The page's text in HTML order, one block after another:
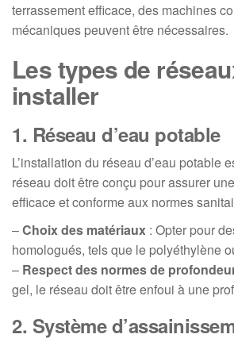
terrassement efficace, des machines
mécaniques peuvent être nécessaires.
Les types de
installer
1. Réseau d’eau potable
L’installation du réseau d’eau potable
réseau doit être conçu pour assurer
efficace et conforme aux normes
–Choix des matériaux : Opter pour
homologués, tels que le polyéthylène
– Respect des normes de
gel, le réseau doit être enfoui à une
2. Système